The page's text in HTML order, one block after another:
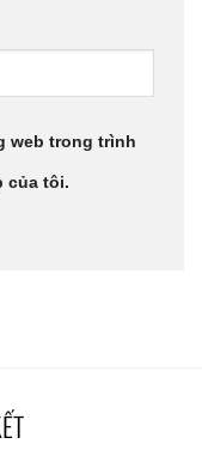
web trong trình
của tôi.